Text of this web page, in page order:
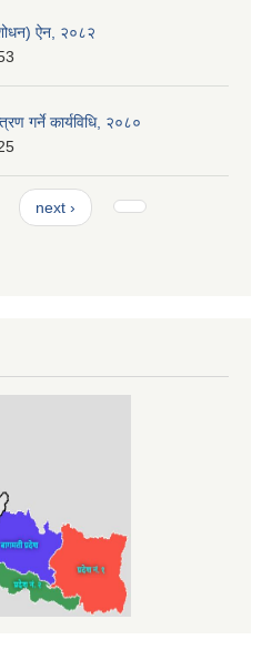
ऐन, २०८२
गर्ने कार्यविधि, २०८०
next ›